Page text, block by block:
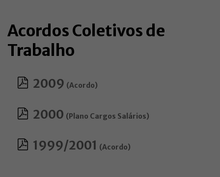
Acordos Coletivos de
Trabalho
2009 (Acordo)
2000 (Plano Cargos Salários)
1999/2001 (Acordo)